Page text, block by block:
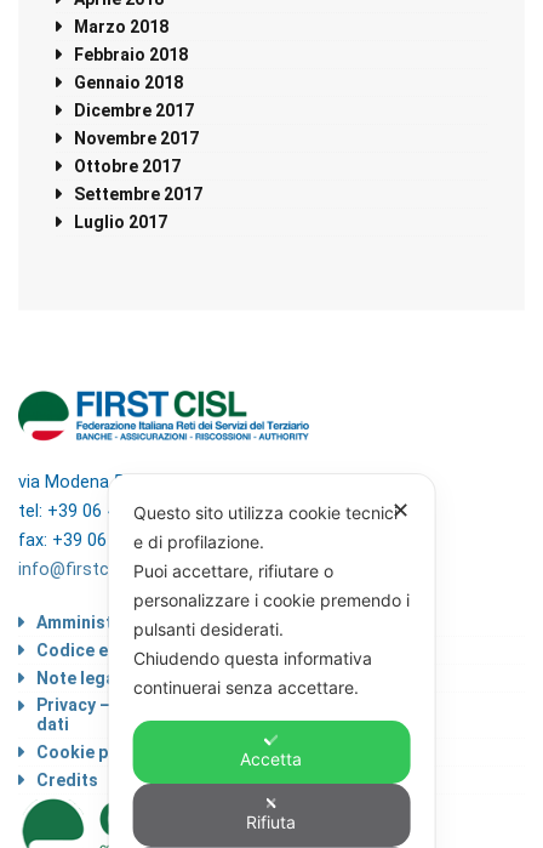
Marzo 2018
Febbraio 2018
Gennaio 2018
Dicembre 2017
Novembre 2017
Ottobre 2017
Settembre 2017
Luglio 2017
via Modena 5, 00184 Roma
tel: +39 06 4746351
fax: +39 06 4746136
info@firstcisl.it
Amministrazione trasparente
Codice etico
Note legali
Privacy – Informativa sul trattamento dei
dati
Cookie policy
Credits
✕
Questo sito utilizza cookie tecnici
e di profilazione.
Puoi accettare, rifiutare o
personalizzare i cookie premendo i
pulsanti desiderati.
Chiudendo questa informativa
continuerai senza accettare.
Accetta
Rifiuta